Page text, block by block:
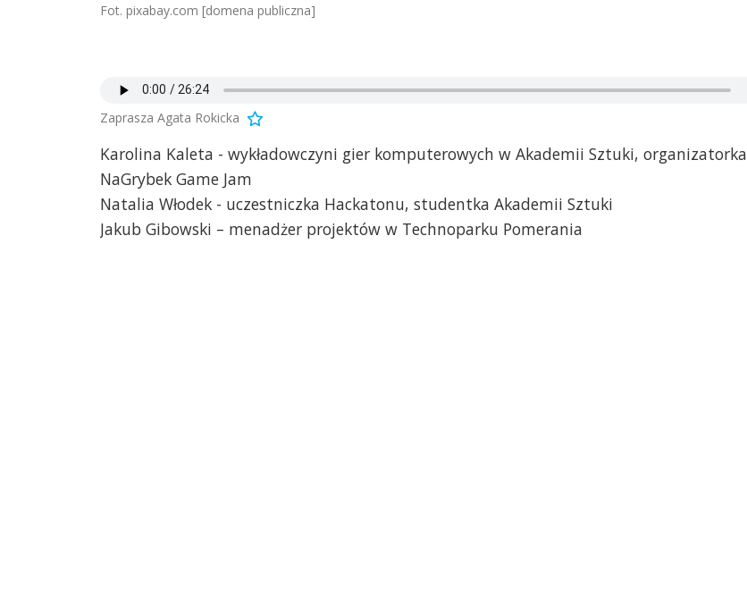
Fot. pixabay.com [domena publiczna]
Zaprasza Agata Rokicka
Karolina Kaleta - wykładowczyni gier komputerowych w Akademii Sztuki, organizatorka
NaGrybek Game Jam
Natalia Włodek - uczestniczka Hackatonu, studentka Akademii Sztuki
Jakub Gibowski – menadżer projektów w Technoparku Pomerania